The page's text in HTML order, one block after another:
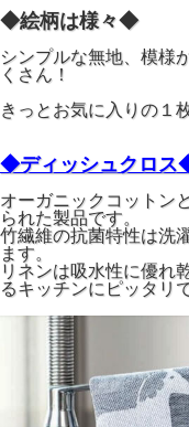
◆絵柄は様々◆
シンプルな無地、模様
くさん！
きっとお気に入りの１
◆ディッシュクロ
オーガニックコットン
られた製品です。
竹繊維の抗菌特性は洗
ます。
リネンは吸水性に優れ
るキッチンにピッタリ